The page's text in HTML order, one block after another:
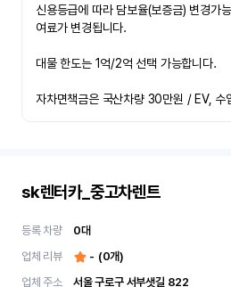
신용등급에 따라 담보율(보증금) 변경가
여료가 변경됩니다.
대물 한도는 1억/2억 선택 가능합니다.
자차면책금은 국산차량 30만원 / EV,
sk렌터카_중고차렌트
등록 차량 0대
업체 리뷰
- (0개)
업체 주소
서울 구로구 서부샛길 822